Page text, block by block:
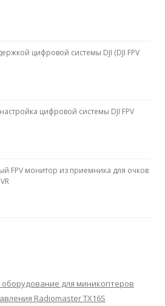
цифровой системы DJI (DJI FPV
цифровой системы DJI FPV
FPV монитор из приемника для очков
для миникоптеров
Radiomaster TX16S